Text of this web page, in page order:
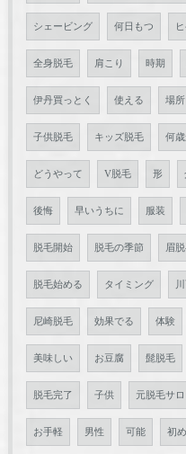
シェービング 何日もつ
全身脱毛 肩こり 時期
伊丹買っとく 使える 場所
子供脱毛 キッズ脱毛 何歳
どうやって V脱毛 形
後悔 早いうちに 服装
脱毛開始 脱毛の季節 眉
脱毛始める タイミング
尼崎脱毛 効果でる 体験
美味しい お豆腐 髭脱毛
脱毛完了 子供 元脱毛サロ
お手軽 男性 可能 初